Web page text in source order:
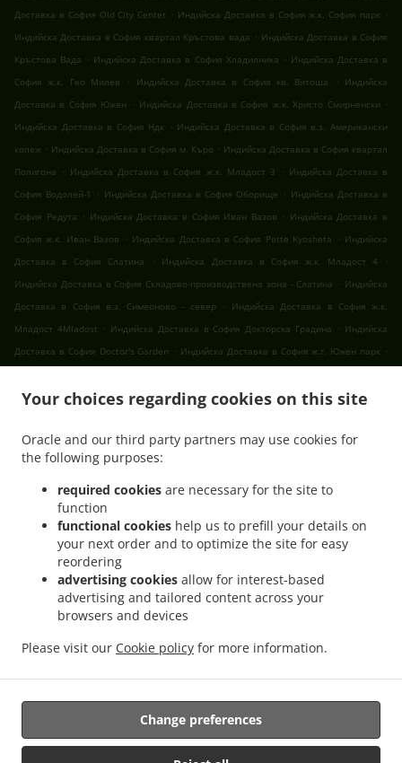
Your choices regarding cookies on this site
Oracle and our third party partners may use cookies for
the following purposes:
required cookies are necessary for the site to
function
functional cookies help us to prefill your details on
your next order and to optimize the site for easy
reordering
advertising cookies allow for interest-based
advertising and tailored content across your
browsers and devices
Please visit our Cookie policy for more information.
Change preferences
Доставка в София Old City Center . Индийска Доставка в София ж.к. София парк .
Индийска Доставка в София квартал Кръстова вада . Индийска Доставка в София
Кръстова Вада . Индийска Доставка в София Хладилника . Индийска Доставка в
София ж.к. Гео Милев
. Индийска Доставка в София кв. Витоша . Индийска
Доставка в София Южен
. Индийска Доставка в София ж.к. Христо Смирненски .
Индийска Доставка в София Ндк . Индийска Доставка в София в.з. Американски
колеж . Индийска Доставка в София м. Къро . Индийска Доставка в София квартал
Полигона
. Индийска Доставка в София ж.к. Младост 3 . Индийска Доставка в
София Водолей-1
. Индийска Доставка в София Оборище . Индийска Доставка в
София Редута . Индийска Доставка в София Иван Вазов . Индийска Доставка в
София ж.к. Иван Вазов
. Индийска Доставка в София Pette Kyosheta . Индийска
Доставка в София Слатина
. Индийска Доставка в София ж.к. Младост 4
.
Индийска Доставка в София Складово-производствена зона - Слатина . Индийска
Доставка в София в.з. Симеоново - север
. Индийска Доставка в София ж.к.
Младост 4Mladost . Индийска Доставка в София Докторска Градина . Индийска
Доставка в София Doctor's Garden . Индийска Доставка в София ж.г. Южен парк .
Младост 1Младост . Индийска Доставка в София 7-Ми Километър . Индийска
Димитър
. Индийска Доставка в София ж.к. Гоце Делчев . Индийска Доставка в
София квартал Подуяне . Индийска Доставка в София Мотописта
Доставка в София Sofia Center
Индийска Доставка в София ж.к. Стрелбище
Индийска Доставка в София ж.к. Дружба 1
километър . Индийска Доставка в София Младост 3 . Индийска Доставка в София
квартал Манастирски ливади
. Индийска Доставка в София НПЗ Изток . Индийска
Доставка в София НПЗ ИзтокМладост . Индийска Доставка в София ж.к. Дружба 2
Индийска Доставка в София квартал Горубляне . Индийска Доставка в София
. Индийска Доставка в София Витоша
Индийска Доставка в Бусманци София център
Индийска Доставка в Бусманци